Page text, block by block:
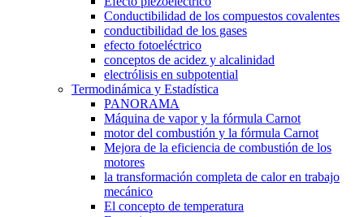
Conductibilidad de los compuestos covalentes
conductibilidad de los gases
efecto fotoeléctrico
conceptos de acidez y alcalinidad
electrólisis en subpotential
Termodinámica y Estadística
PANORAMA
Máquina de vapor y la fórmula Carnot
motor del combustión y la fórmula Carnot
Mejora de la eficiencia de combustión de los
motores
la transformación completa de calor en trabajo
mecánico
El concepto de temperatura